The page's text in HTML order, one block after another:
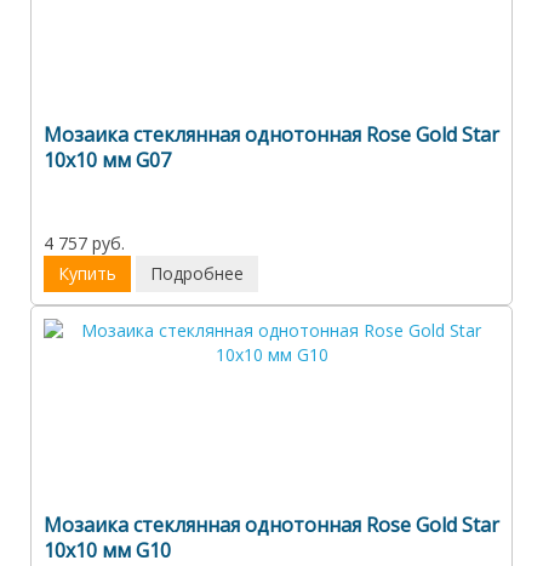
Мозаика стеклянная однотонная Rose Gold Star
10х10 мм G07
4 757 руб.
Купить
Подробнее
Мозаика стеклянная однотонная Rose Gold Star
10х10 мм G10